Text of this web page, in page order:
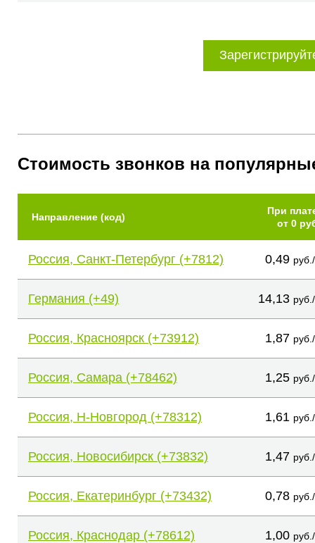
Стоимость звонков на
Направление (код)
При
от 0
Россия, Санкт-Петербург (+7812) 0,49
Германия (+49) 14,13
Россия, Красноярск (+73912) 1,87
Россия, Самара (+78462) 1,25
Россия, Н-Новгород (+78312) 1,61
Россия, Новосибирск (+73832) 1,47
Россия, Екатеринбург (+73432) 0,78
Россия, Краснодар (+78612) 1,00